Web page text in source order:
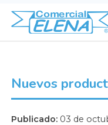
Nuevos
Publicado: 03 de